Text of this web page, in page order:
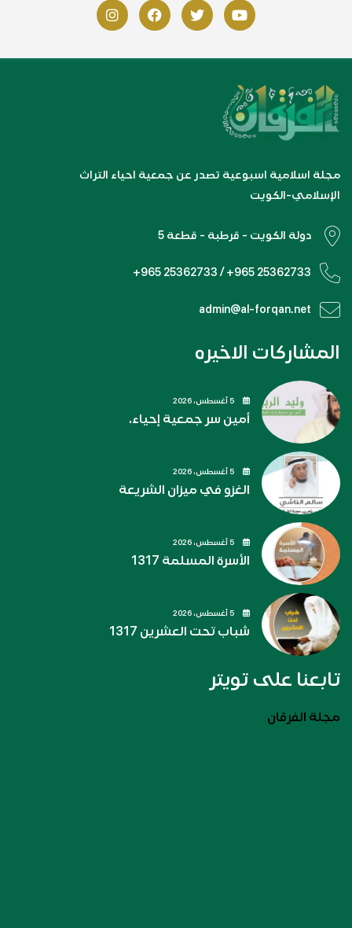
مجلة اسلامية اسبوعية تصدر عن جمعية احياء التراث
الإسلامي-الكويت
دولة الكويت - قرطبة - قطعة 5
+965 25362733 / +965 25362733
admin@al-forqan.net
المشاركات الاخيره
أمين سر جمعية إحياء.
الغزو في ميزان الشريعة
الأسرة المسلمة 1317
شباب تحت العشرين 1317
تابعنا على تويتر
مجلة الفرقان